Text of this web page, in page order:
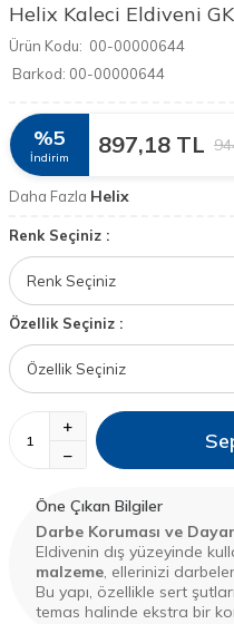
Helix Kaleci Eldiveni
Ürün Kodu: 00-00000644
Barkod: 00-00000644
%5
İndirim 897,18 TL
Daha Fazla Helix
Renk Seçiniz :
Özellik Seçiniz :
Öne Çıkan Bilgiler
Darbe Koruması ve
Eldivenin dış yüzeyinde
malzeme, ellerinizi
Bu yapı, özellikle sert
temas halinde ekstra bir